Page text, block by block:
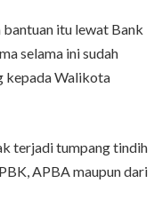
bantuan itu lewat Bank
selama ini sudah
kepada Walikota
terjadi tumpang tindih
APBA maupun dari